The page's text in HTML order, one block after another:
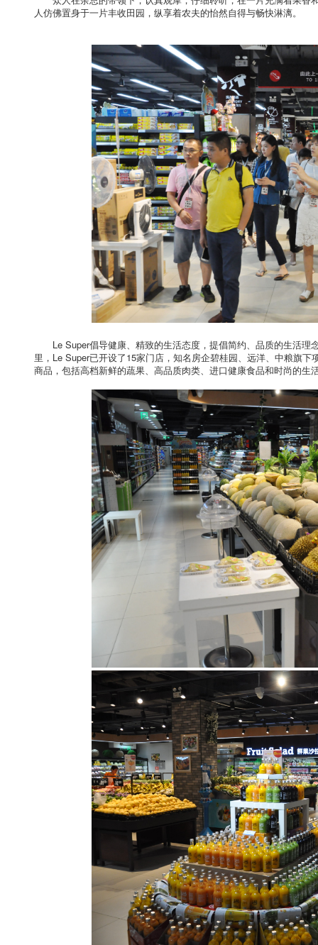
人仿佛置身于一片丰收田园，纵享着农夫的怡然自得与畅快淋漓。
Le Super倡导健康、精致的生活态度，提倡简约、品质的生活
里，Le Super已开设了15家门店，知名房企碧桂园、远洋、中粮旗
商品，包括高档新鲜的蔬果、高品质肉类、进口健康食品和时尚的生